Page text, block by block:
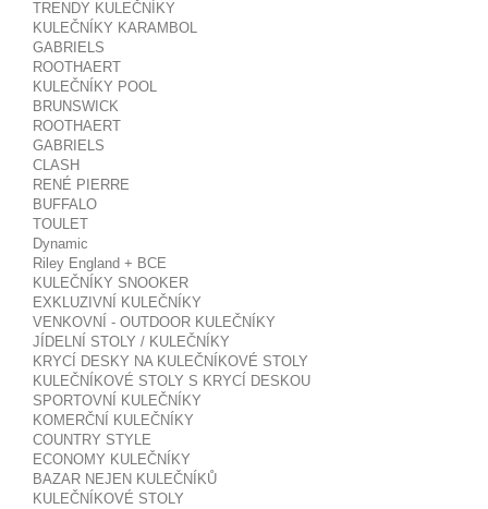
TRENDY KULEČNÍKY
KULEČNÍKY KARAMBOL
GABRIELS
ROOTHAERT
KULEČNÍKY POOL
BRUNSWICK
ROOTHAERT
GABRIELS
CLASH
RENÉ PIERRE
BUFFALO
TOULET
Dynamic
Riley England + BCE
KULEČNÍKY SNOOKER
EXKLUZIVNÍ KULEČNÍKY
VENKOVNÍ - OUTDOOR KULEČNÍKY
JÍDELNÍ STOLY / KULEČNÍKY
KRYCÍ DESKY NA KULEČNÍKOVÉ STOLY
KULEČNÍKOVÉ STOLY S KRYCÍ DESKOU
SPORTOVNÍ KULEČNÍKY
KOMERČNÍ KULEČNÍKY
COUNTRY STYLE
ECONOMY KULEČNÍKY
BAZAR NEJEN KULEČNÍKŮ
KULEČNÍKOVÉ STOLY